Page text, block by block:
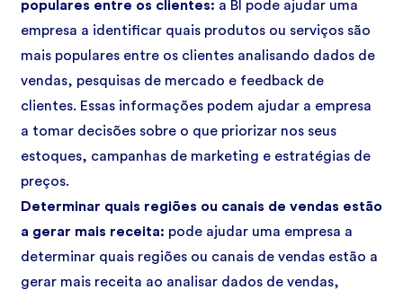
populares entre os clientes: a BI pode ajudar uma
empresa a identificar quais produtos ou serviços são
mais populares entre os clientes analisando dados de
vendas, pesquisas de mercado e feedback de
clientes. Essas informações podem ajudar a empresa
a tomar decisões sobre o que priorizar nos seus
estoques, campanhas de marketing e estratégias de
preços.
Determinar quais regiões ou canais de vendas estão
a gerar mais receita: pode ajudar uma empresa a
determinar quais regiões ou canais de vendas estão a
gerar mais receita ao analisar dados de vendas,